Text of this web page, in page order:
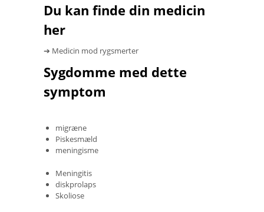
Du kan finde din medicin
her
➔ Medicin mod rygsmerter
Sygdomme med dette
symptom
migræne
Piskesmæld
meningisme
Meningitis
diskprolaps
Skoliose